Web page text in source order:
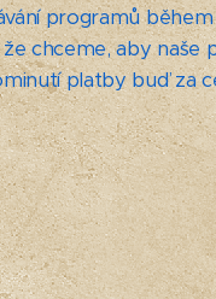
programů
chceme, aby
platby buď za